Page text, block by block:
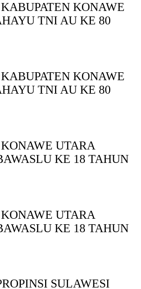
KONAWE
TNI AU KE 80
KONAWE
TNI AU KE 80
UTARA
KE 18 TAHUN
UTARA
KE 18 TAHUN
SULAWESI